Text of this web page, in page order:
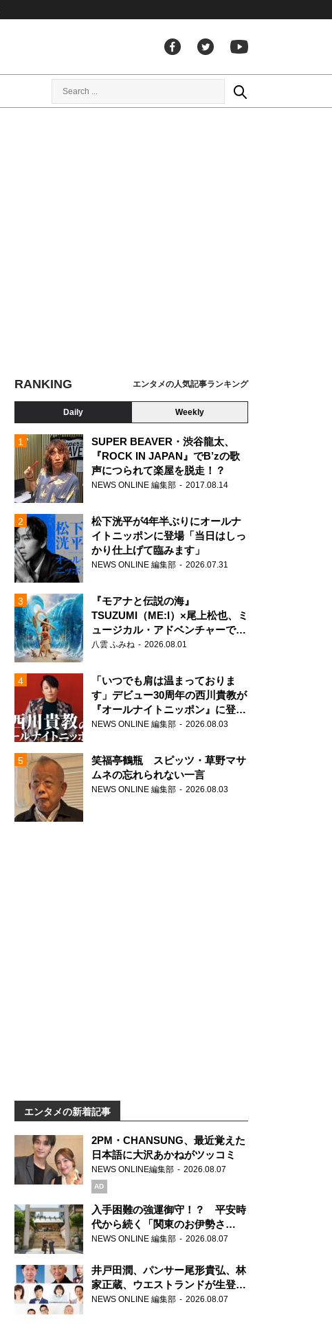
RANKING エンタメの人気記事ランキング
Daily Weekly
SUPER BEAVER・渋谷龍太、
『ROCK IN JAPAN』でB’zの歌
声につられて楽屋を脱走！？
NEWS ONLINE 編集部 2017.08.14
松下洸平が4年半ぶりにオールナ
イトニッポンに登場「当日はしっ
かり仕上げて臨みます」
NEWS ONLINE 編集部 2026.07.31
『モアナと伝説の海』
TSUZUMI（ME:I）×尾上松也、ミ
ュージカル・アドベンチャーで美
声を響かせる
八雲 ふみね 2026.08.01
「いつでも肩は温まっておりま
す」デビュー30周年の西川貴教が
『オールナイトニッポン』に登
場！
NEWS ONLINE 編集部 2026.08.03
笑福亭鶴瓶 スピッツ・草野マサ
ムネの忘れられない一言
NEWS ONLINE 編集部 2026.08.03
エンタメの新着記事
2PM・CHANSUNG、最近覚えた
日本語に大沢あかねがツッコミ
NEWS ONLINE編集部 2026.08.07
AD
入手困難の強運御守！？ 平安時
代から続く「関東のお伊勢さ
ま」、芝大神宮にてランパンプス
NEWS ONLINE 編集部 2026.08.07
井戸田潤、パンサー尾形貴弘、林
家正蔵、ウエストランドが生登
場！『ラジオビバリー昼ズ』
NEWS ONLINE 編集部 2026.08.07